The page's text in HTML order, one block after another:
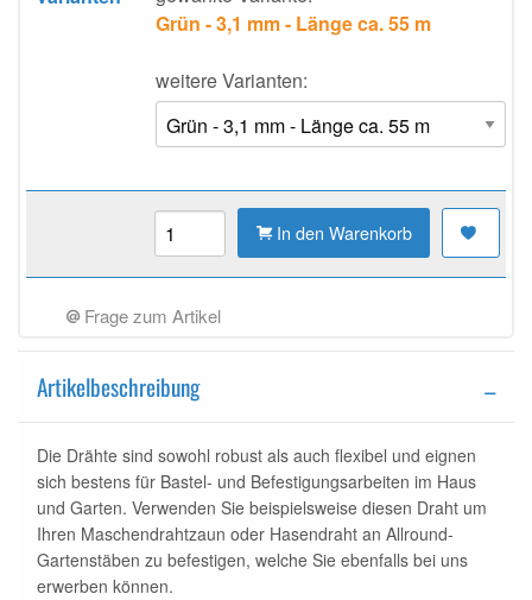
Grün - 3,1 mm - Länge ca. 55 m
weitere Varianten:
In den Warenkorb
Frage zum Artikel
Artikelbeschreibung
Die Drähte sind sowohl robust als auch flexibel und eignen
sich bestens für Bastel- und Befestigungsarbeiten im Haus
und Garten. Verwenden Sie beispielsweise diesen Draht um
Ihren Maschendrahtzaun oder Hasendraht an Allround-
Gartenstäben zu befestigen, welche Sie ebenfalls bei uns
erwerben können.